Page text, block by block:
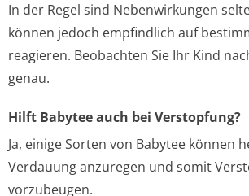
In der Regel sind Nebenwirkungen
können jedoch empfindlich auf
reagieren. Beobachten Sie Ihr Kind
genau.
Hilft Babytee auch bei Verstopfung?
Ja, einige Sorten von Babytee können
Verdauung anzuregen und somit
vorzubeugen.